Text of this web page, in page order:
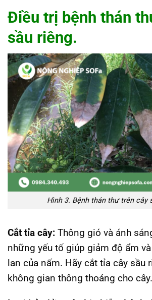
Điều trị bệnh thán
sầu riêng.
Hình 3. Bệnh thán thư trên cây
Cắt tỉa cây: Thông gió và ánh
những yếu tố giúp giảm độ ẩm
lan của nấm. Hãy cắt tỉa cây sầu
không gian thông thoáng cho cây.